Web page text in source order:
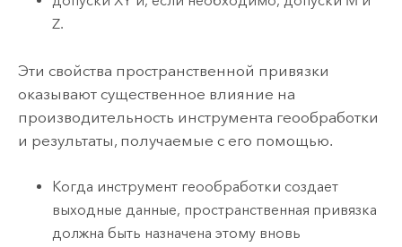
Z.
Эти свойства пространственной привязки
оказывают существенное влияние на
производительность инструмента геообработки
и результаты, получаемые с его помощью.
Когда инструмент геообработки создает
выходные данные, пространственная привязка
должна быть назначена этому вновь